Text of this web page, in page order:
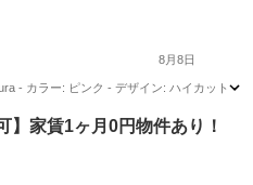
8月8日
- カラー: ピンク - デザイン: ハイカット -
コンバース
】家賃1ヶ月0円物件あり！